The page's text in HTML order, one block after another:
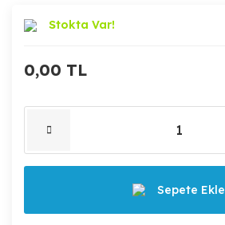
Stokta Var!
0,00 TL
Sepete Ekle